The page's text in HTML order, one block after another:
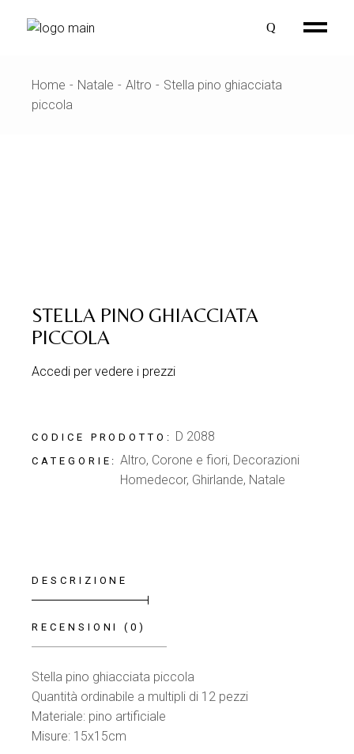
Home Natale Altro
Stella pino ghiacciata
piccola
STELLA PINO GHIACCIATA
PICCOLA
Accedi per vedere i prezzi
CODICE PRODOTTO: D 2088
CATEGORIE: Altro, Corone e fiori, Decorazioni
Homedecor, Ghirlande, Natale
DESCRIZIONE
RECENSIONI (0)
Stella pino ghiacciata piccola
Quantità ordinabile a multipli di 12 pezzi
Materiale: pino artificiale
Misure: 15x15cm